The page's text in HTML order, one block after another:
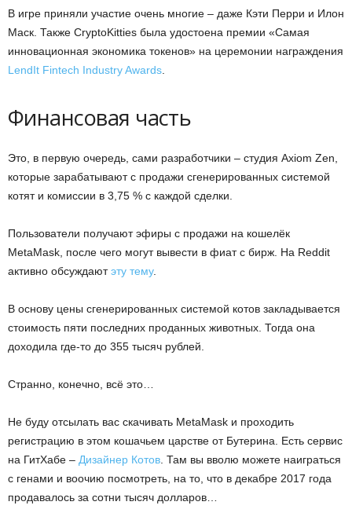
В игре приняли участие очень многие – даже Кэти Перри и Илон
Маск. Также CryptoKitties была удостоена премии «Самая
инновационная экономика токенов» на церемонии награждения
LendIt Fintech Industry Awards.
Финансовая часть
Это, в первую очередь, сами разработчики – студия Axiom Zen,
которые зарабатывают с продажи сгенерированных системой
котят и комиссии в 3,75 % с каждой сделки.
Пользователи получают эфиры с продажи на кошелёк
MetaMask, после чего могут вывести в фиат с бирж. На Reddit
активно обсуждаютэту тему.
В основу цены сгенерированных системой котов закладывается
стоимость пяти последних проданных животных. Тогда она
доходила где-то до 355 тысяч рублей.
Странно, конечно, всё это…
Не буду отсылать вас скачивать MetaMask и проходить
регистрацию в этом кошачьем царстве от Бутерина. Есть сервис
на ГитХабе – Дизайнер Котов. Там вы вволю можете наиграться
с генами и воочию посмотреть, на то, что в декабре 2017 года
продавалось за сотни тысяч долларов…